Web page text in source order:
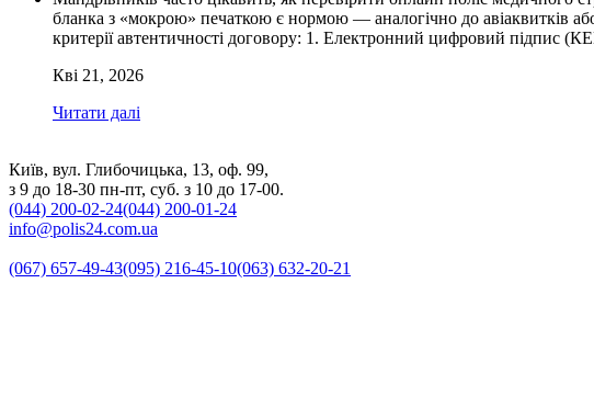
бланка з «мокрою» печаткою є нормою — аналогічно до авіаквитків
критерії автентичності договору: 1. Електронний цифровий підпис
Кві 21, 2026
Читати далі
Київ, вул. Глибочицька, 13, оф. 99,
з 9 до 18-30 пн-пт, суб. з 10 до 17-00.
(044) 200-02-24(044) 200-01-24
info@polis24.com.ua
(067) 657-49-43(095) 216-45-10(063) 632-20-21